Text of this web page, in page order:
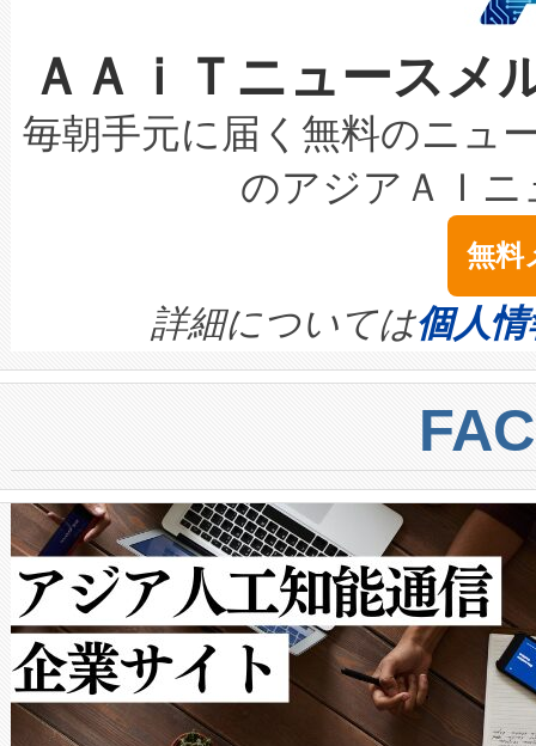
取得できる可能性もあります
設には、3億～4億ドルかか
最高経営責任者（CEO）であ
す。「当社のfully-connected
ームを利用すれば、6,000万
きます。この効率性は、フェ
限を超えて利用可能な電力容
持できるよう貢献します。こ
ービスレベル契約（SLA）違
テリー性能の劣化によるダウ
念は、現在データセンターが
ます。 Voltaiq provides a
quality and reliability for AI
BESS stack to ensure battery
centers. Voltaiqは、ai&のAI
からシステム統合、試運転、
クルの各段階のデータを監視
[…]
なレーザースポットにより、
な環境下でも豊かなディテー
キロメートル範囲を検出
LiDAR for Inspections,
は1535 nmレーザーを搭載。
イズの小径化を実現すること
す。ノーマルモードでは、
ートル先まで検出でき、これ
トに対して約600メートルに
では、反射率10％のターゲッ
で向上し、最大検知距離は
ットだけで最大1キロメート
ルの変電所周囲を監視でき、
作業と点群処理を簡素化でき
Avia 2は、2種類のFOVオプシ
ＡＡｉＴニュース
毎朝手元に届く無料のニュ
のアジアＡＩ
無料
詳細については個人